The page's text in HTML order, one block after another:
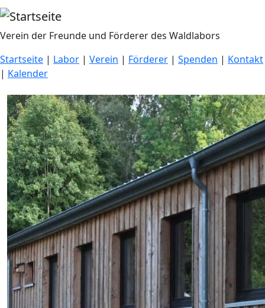
Direkt zum Inhalt
Verein der Freunde und Förderer des Waldlabors
Startseite | Labor | Verein | Förderer | Spenden | Kontakt
| Kalender